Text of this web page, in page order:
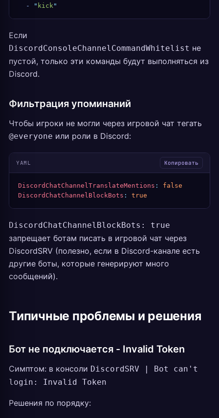
  -
" kick"
Если
DiscordConsoleChannelCommandWhitelist не
пустой, только эти команды будут выполняться из
Discord.
Фильтрация упоминаний
Чтобы игроки не могли через игровой чат тегать
@everyone или роли в Discord:
YAML Копировать
DiscordChatChannelTranslateMentions :
false
DiscordChatChannelBlockBots : true
DiscordChatChannelBlockBots: true
запрещает ботам писать в игровой чат через
DiscordSRV (полезно, если в Discord-канале есть
другие боты, которые генерируют много
сообщений).
Типичные проблемы и решения
Бот не подключается - Invalid Token
Симптом: в консоли DiscordSRV | Bot can't
login: Invalid Token
Решения по порядку: